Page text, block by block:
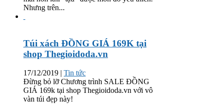
Nhưng trên...
Túi xách ĐỒNG GIÁ 169K tại
shop Thegioidoda.vn
17/12/2019 | Tin tức
Đừng bỏ lỡ Chương trình SALE ĐỒNG
GIÁ 169k tại shop Thegioidoda.vn với vô
vàn túi đẹp này!